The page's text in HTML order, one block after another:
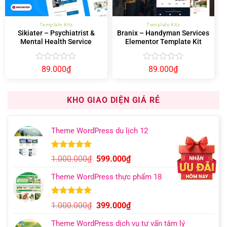
Template Kits
Sikiater – Psychiatrist &
Mental Health Service
Elementor Template Kit
Được
89.000₫
Template Kits
Branix – Handyman Services
Elementor Template Kit
Được
5
89.000₫
KHO GIAO DIỆN GIÁ RẺ
Theme WordPress du lịch 12
5.00trên 5
dựa trên
9
đánh giá
1.000.000₫ Giá
là:
599.000₫Giá
tại
599.000₫.
Theme WordPress thực phẩm 18
5.00trên 5
dựa trên
6
đánh giá
1.000.000₫ Giá
399.000₫Giá
Theme WordPress dịch vụ tư vấn tâm lý